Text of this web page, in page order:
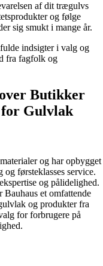
af dit trægulvs
og følge
sig smukt i mange år.
indsigter i valg og
fra fagfolk og
Butikker
for Gulvlak
og har opbygget
førsteklasses service.
og pålidelighed.
et omfattende
og produkter fra
for forbrugere på